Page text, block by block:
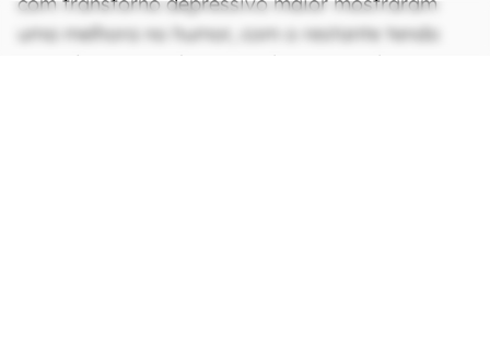
uma melhora no humor, com o restante tendo
uma piora ou nenhuma mudança notada.